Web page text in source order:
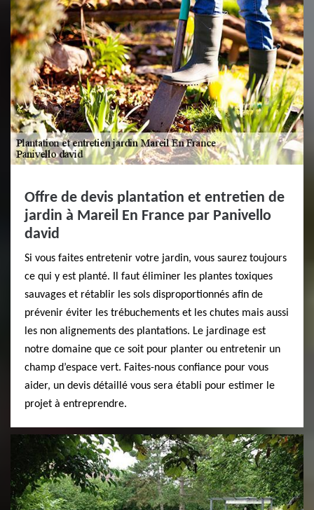
Offre de devis plantation et entretien de
jardin à Mareil En France par Panivello
david
Si vous faites entretenir votre jardin, vous saurez toujours
ce qui y est planté. Il faut éliminer les plantes toxiques
sauvages et rétablir les sols disproportionnés afin de
prévenir éviter les trébuchements et les chutes mais aussi
les non alignements des plantations. Le jardinage est
notre domaine que ce soit pour planter ou entretenir un
champ d’espace vert. Faites-nous confiance pour vous
aider, un devis détaillé vous sera établi pour estimer le
projet à entreprendre.